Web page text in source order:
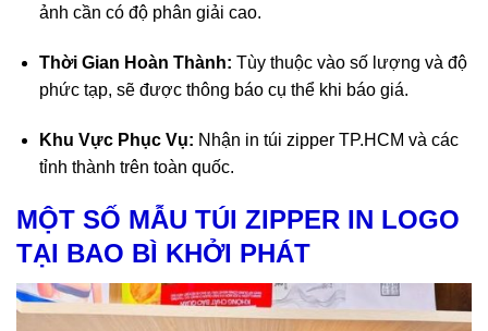
ảnh cần có độ phân giải cao.
Thời Gian Hoàn Thành: Tùy thuộc vào số lượng và độ
phức tạp, sẽ được thông báo cụ thể khi báo giá.
Khu Vực Phục Vụ: Nhận in túi zipper TP.HCM và các
tỉnh thành trên toàn quốc.
MỘT SỐ MẪU TÚI ZIPPER IN LOGO
TẠI BAO BÌ KHỞI PHÁT